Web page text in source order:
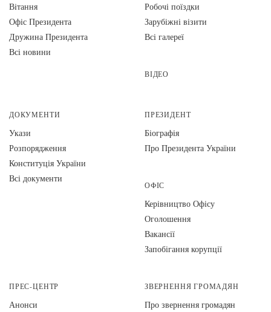
Вiтання
Офіс Президента
Дружина Президента
Всі новини
Робочі поїздки
Зарубіжні візити
Всі галереї
ВІДЕО
ДОКУМЕНТИ
Укази
Розпорядження
Конституція України
Всі документи
ПРЕЗИДЕНТ
Біографія
Про Президента України
ОФІС
Керівництво Офісу
Оголошення
Вакансії
Запобігання корупції
ПРЕС-ЦЕНТР
Анонси
ЗВЕРНЕННЯ ГРОМАДЯН
Про звернення громадян